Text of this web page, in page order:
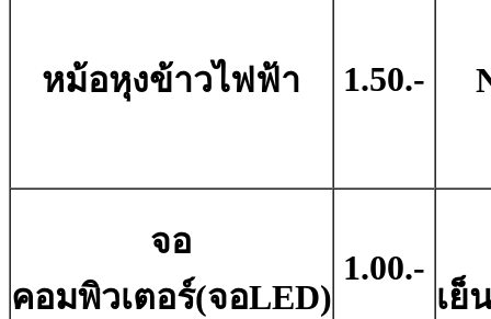
หม้อหุงข้าวไฟฟ้า 1.50.-
จอ
คอมพิวเตอร์(จอLED)
1.00.-
เย็